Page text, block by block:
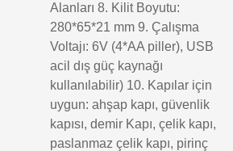
Alanları 8. Kilit Boyutu:
280*65*21 mm 9. Çalışma
Voltajı: 6V (4*AA piller), USB
acil dış güç kaynağı
kullanılabilir) 10. Kapılar için
uygun: ahşap kapı, güvenlik
kapısı, demir Kapı, çelik kapı,
paslanmaz çelik kapı, pirinç